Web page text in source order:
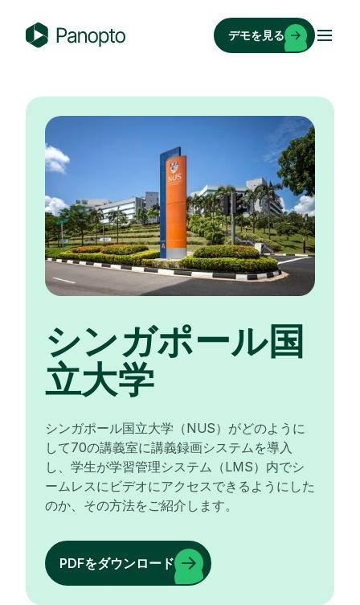
n
デモを見る
シンガポール国
立大学
シンガポール国立大学（NUS）がどのように
して70の講義室に講義録画システムを導入
し、学生が学習管理システム（LMS）内でシ
ームレスにビデオにアクセスできるようにした
のか、その方法をご紹介します。
PDFをダウンロード